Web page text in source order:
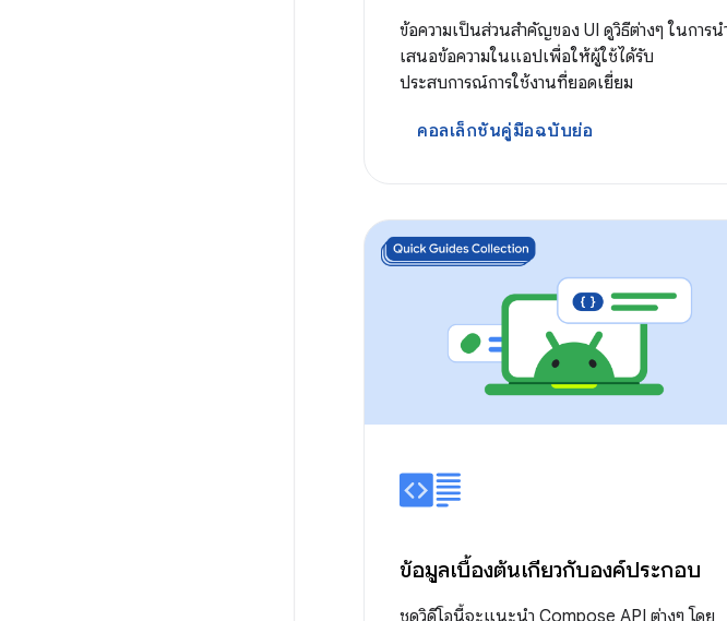
ข้อความเป็นส่วนสําคัญของ UI ดูวิธีต่างๆ ในการน
เสนอข้อความในแอปเพื่อให้ผู้ใช้ได้รับ
ประสบการณ์การใช้งานที่ยอดเยี่ยม
คอลเล็กชันคู่มือฉบับย่อ
ข้อมูลเบื้องต้นเกี่ยวกับองค์ประกอบ